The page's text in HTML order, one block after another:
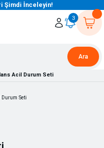
Şimdi İnceleyin!
Ara
3
Acil Durum Seti